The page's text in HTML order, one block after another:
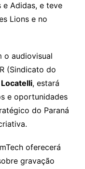
e Adidas, e teve
Lions e no
o audiovisual
(Sindicato do
, estará
e oportunidades
do Paraná
oferecerá
gravação